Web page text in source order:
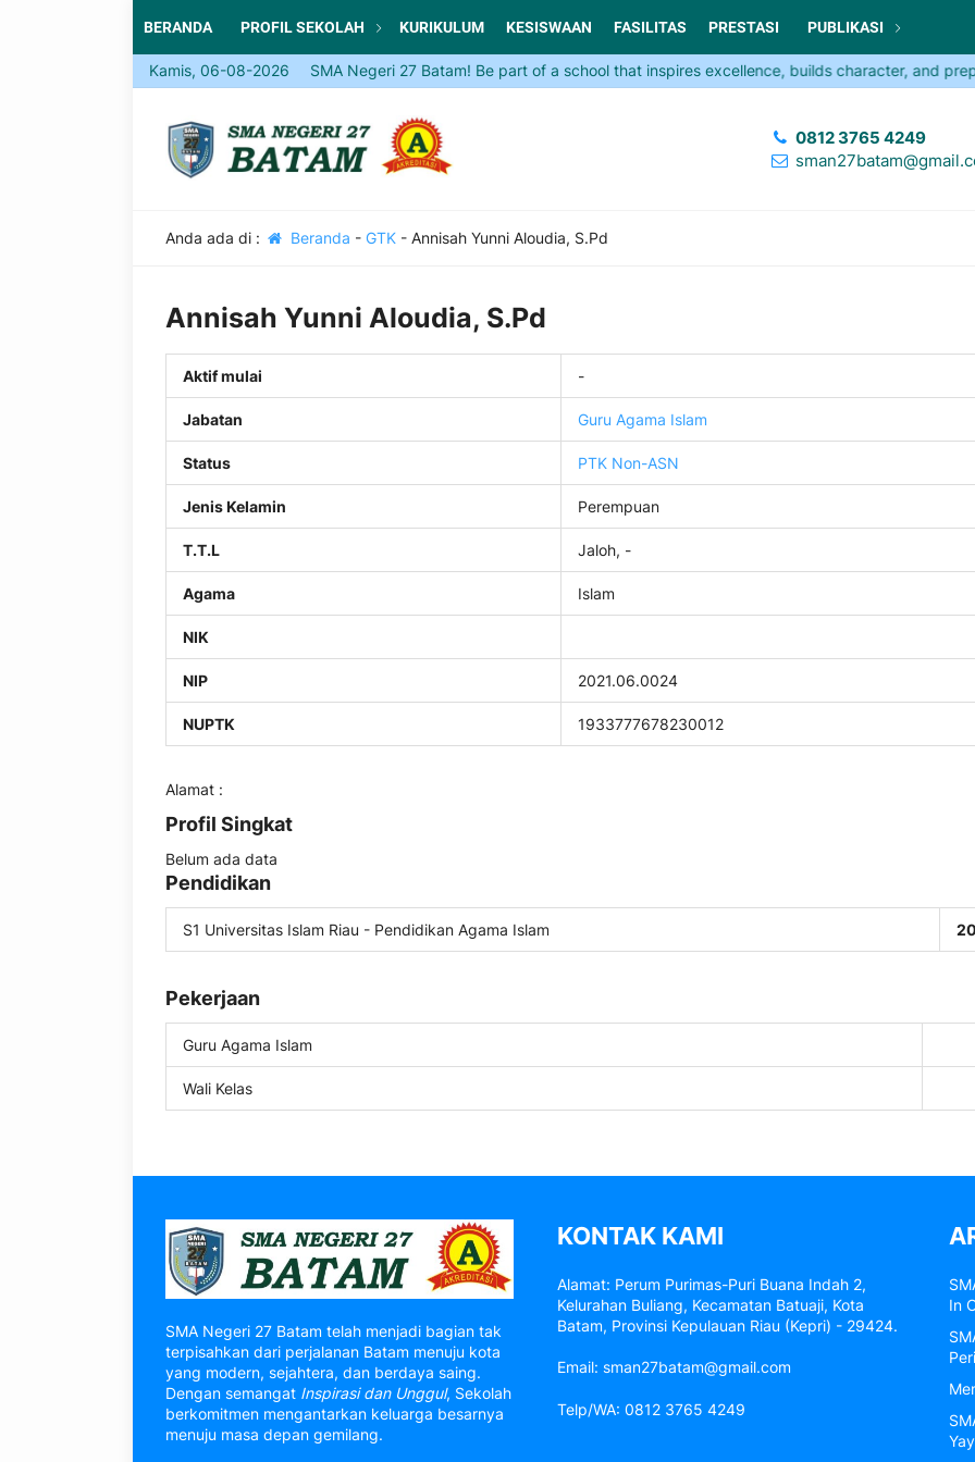
BERANDA PROFIL SEKOLAH KURIKULUM KESISWAAN FASILITAS PRESTASI PUBLIKASI
Kamis, 06-08-2026
Come and Join SMA Negeri 27 Batam! Be part of a school that inspires excellence, builds character, and
0812 3765 4249
Anda ada di : Beranda - GTK- Annisah Yunni Aloudia, S.Pd
Annisah Yunni Aloudia, S.Pd
Aktif mulai -
Jabatan Guru Agama Islam
Status PTK Non-ASN
Jenis Kelamin Perempuan
T.T.L Jaloh, -
Agama Islam
NIK
NIP 2021.06.0024
NUPTK 1933777678230012
Alamat :
Profil Singkat
Belum ada data
Pendidikan
S1 Universitas Islam Riau - Pendidikan Agama Islam
Pekerjaan
Guru Agama Islam
Wali Kelas
SMA Negeri 27 Batam telah menjadi bagian tak
terpisahkan dari perjalanan Batam menuju kota
yang modern, sejahtera, dan berdaya saing.
Dengan semangat Inspirasi dan Unggul, Sekolah
berkomitmen mengantarkan keluarga besarnya
menuju masa depan gemilang.
KONTAK KAMI
Alamat: Perum Purimas-Puri Buana Indah 2,
Kelurahan Buliang, Kecamatan Batuaji, Kota
Batam, Provinsi Kepulauan Riau (Kepri) - 29424.
Email: sman27batam@gmail.com
Telp/WA: 0812 3765 4249
In